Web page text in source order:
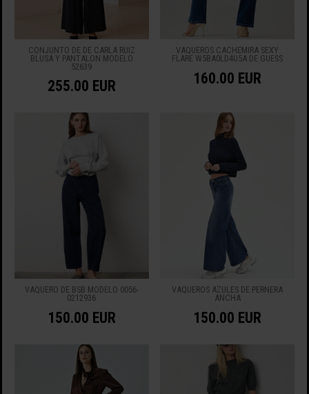
CONJUNTO DE DE CARLA RUIZ
BLUSA Y PANTALON MODELO
52639
255.00 EUR
VAQUEROS CACHEMIRA SEXY
FLARE W5BA0LD4U5A DE GUESS
160.00 EUR
VAQUERO DE BSB MODELO 0056-
0212936
150.00 EUR
VAQUEROS AZULES DE PERNERA
ANCHA
150.00 EUR